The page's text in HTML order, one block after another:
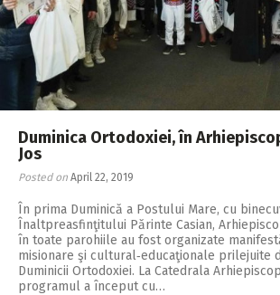
Duminica Ortodoxiei, în
Jos
Posted on April 22, 2019
În prima Duminică a Postului Mare, cu
Înaltpreasfinţitului Părinte Casian,
în toate parohiile au fost organizate
misionare şi cultural‑educaţionale prilejuite
Duminicii Orto­doxiei. La Catedrala
programul a început cu…